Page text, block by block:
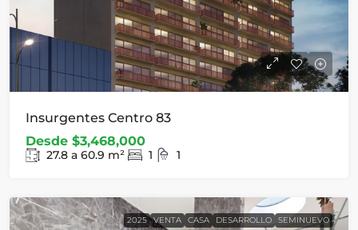
Insurgentes Centro 83
Desde $3,468,000
27.8 a 60.9 m² 1 1
2025 VENTA CASA DESARROLLO SEMINUEVO